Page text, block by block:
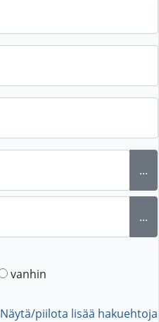
...
...
vanhin
Näytä/piilota lisää hakuehtoja